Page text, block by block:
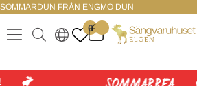
SOMMARDUN FRÅN ENGMO DUN
.
0
. ..